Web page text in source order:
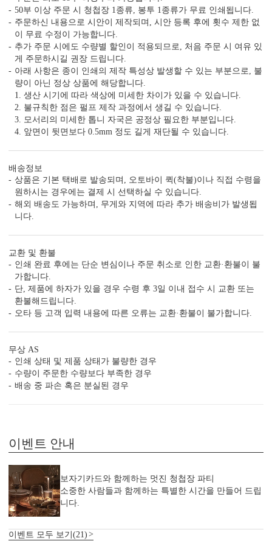
청첩장 ‘더’ 할인받는 법
셋이 모이면 10% 추가 할인
50부 이상 주문 시 청첩장 1종류, 봉투 1종류가 무료 인쇄됩니다.
주문하신 내용으로 시안이 제작되며, 시안 등록 후에 횟수 제한 없
이 무료 수정이 가능합니다.
추가 주문 시에도 수량별 할인이 적용되므로, 처음 주문 시 여유 있
게 주문하시길 권장 드립니다.
아래 사항은 종이 인쇄의 제작 특성상 발생할 수 있는 부분으로, 불
량이 아닌 정상 상품에 해당합니다.
1. 생산 시기에 따라 색상에 미세한 차이가 있을 수 있습니다.
2. 불규칙한 점은 펄프 제작 과정에서 생길 수 있습니다.
3. 모서리의 미세한 톱니 자국은 공정상 필요한 부분입니다.
4. 앞면이 뒷면보다 0.5mm 정도 길게 재단될 수 있습니다.
배송정보
상품은 기본 택배로 발송되며, 오토바이 퀵(착불)이나 직접 수령을
원하시는 경우에는 결제 시 선택하실 수 있습니다.
해외 배송도 가능하며, 무게와 지역에 따라 추가 배송비가 발생됩
니다.
교환 및 환불
인쇄 완료 후에는 단순 변심이나 주문 취소로 인한 교환·환불이 불
가합니다.
단, 제품에 하자가 있을 경우 수령 후 3일 이내 접수 시 교환 또는
환불해드립니다.
오타 등 고객 입력 내용에 따른 오류는 교환·환불이 불가합니다.
무상 AS
인쇄 상태 및 제품 상태가 불량한 경우
수량이 주문한 수량보다 부족한 경우
배송 중 파손 혹은 분실된 경우
이벤트 안내
보자기카드와 함께하는 멋진 청첩장 파티
소중한 사람들과 함께하는 특별한 시간을 만들어 드립
니다.
이벤트 모두 보기(21)